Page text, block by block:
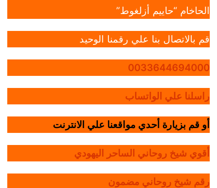
الحاخام “حاييم أزلغوط”
قم بالاتصال بنا علي رقمنا الوحيد
0033644694000
راسلنا علي الواتساب
أو قم بزيارة أحدي مواقعنا علي الانترنت
أقوي شيخ روحاني الساحر اليهودي
رقم شيخ روحاني مضمون